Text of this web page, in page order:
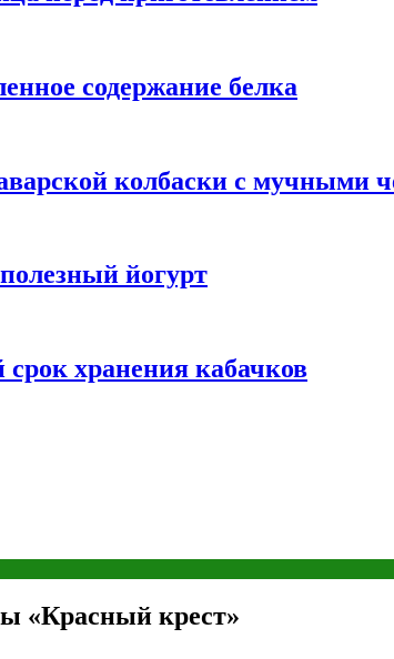
содержание белка
колбаски с мучными
йогурт
хранения кабачков
«Красный крест»